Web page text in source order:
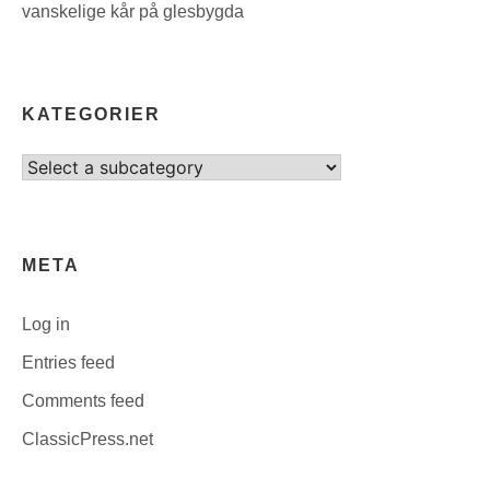
vanskelige kår på glesbygda
KATEGORIER
Select
META
Log in
Entries feed
Comments feed
ClassicPress.net